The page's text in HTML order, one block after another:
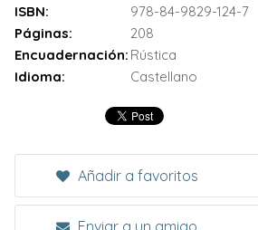
ISBN:
978-84-9829-124-7
Páginas:
208
Encuadernación: Rústica
Idioma:
Castellano
Añadir a favoritos